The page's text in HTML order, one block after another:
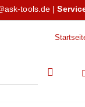
tools.de |